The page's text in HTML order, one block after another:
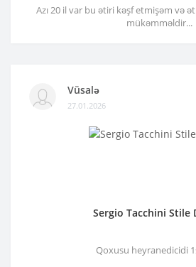
Azı 20 il var bu ətiri kəşf etmişəm və
mükəmməldir...
Vüsalə
27.01.2026
Sergio Tacchini Stile
Qoxusu heyranedicidi